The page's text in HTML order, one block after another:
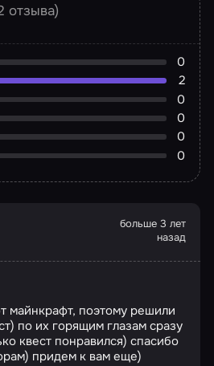
отзыва)
0
2
0
0
0
0
больше 3 лет
назад
майнкрафт, поэтому решили
по их горящим глазам сразу
квест понравился) спасибо
придем к вам еще)